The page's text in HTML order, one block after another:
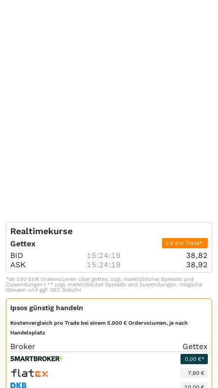
Realtimekurse
Gettex 0 € pro Trade*
BID 15:24:19
38,82
ASK
15:24:19 38,92
*ab 500 EUR Ordervolumen über gettex, zzgl. marktüblicher Spreads und
Zuwendungen | ** zzgl. marktüblicher Spreads und Zuwendungen, mögliche
Steuern und ggf. SEC Gebühr
Ipsos günstig handeln
Kostenvergleich pro Trade bei einem 5.000 € Ordervolumen, je nach
Handelsplatz
Broker Gettex
0,00 €*
7,90 €